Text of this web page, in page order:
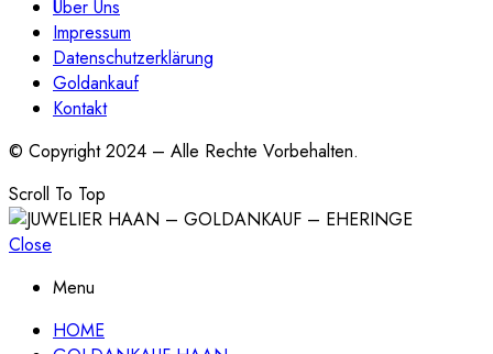
Über Uns
Impressum
Datenschutzerklärung
Goldankauf
Kontakt
© Copyright 2024 – Alle Rechte Vorbehalten.
Scroll To Top
Close
Menu
HOME